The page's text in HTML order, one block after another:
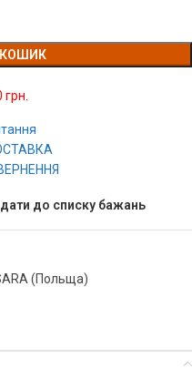
до списку бажань
(Польща)